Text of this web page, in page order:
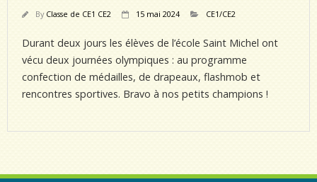
By Classe de CE1 CE2 15 mai 2024 CE1/CE2
Durant deux jours les élèves de l’école Saint Michel ont
vécu deux journées olympiques : au programme
confection de médailles, de drapeaux, flashmob et
rencontres sportives. Bravo à nos petits champions !